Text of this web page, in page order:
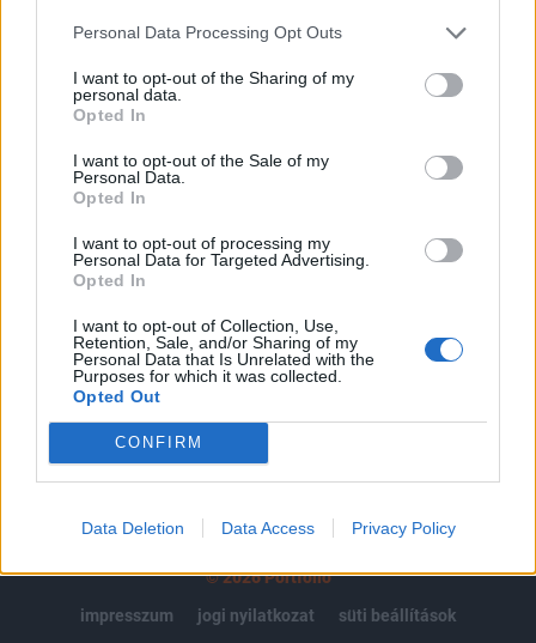
Personal Data Processing Opt Outs
I want to opt-out of the Sharing of my
personal data.
Opted In
I want to opt-out of the Sale of my
Personal Data.
Opted In
I want to opt-out of processing my
Personal Data for Targeted Advertising.
Opted In
I want to opt-out of Collection, Use,
Retention, Sale, and/or Sharing of my
Personal Data that Is Unrelated with the
Purposes for which it was collected.
Opted Out
CONFIRM
Data Deletion Data Access Privacy Policy
A keresett cikk a portfolio.hu hírarchívumához
tartozik, melynek olvasása előfizetéses
regisztrációhoz kötött.
Az előfizetés a következőket tartalmazza:
Portfolio.hu teljes cikkarchívum
Kötéslisták: BÉT elmúlt 2 év napon belüli
kötéslistái
MÁR ELŐFIZETŐNK VAGY? BEJELENTKEZÉS
© 2026 Portfolio
impresszum
jogi nyilatkozat süti beállítások